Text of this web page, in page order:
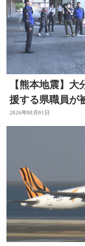
【熊本地震】
援する県職員
金の呼びかけも
2026年08月01日